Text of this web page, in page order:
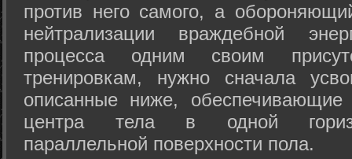
против него самого, а
нейтрализации враждебной
процесса одним своим
тренировкам, нужно сначала
описанные ниже, обеспечивающие
центра тела в одной
параллельной поверхности пола.